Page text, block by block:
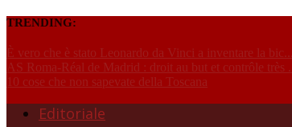
TRENDING:
È vero che è stato Leonardo da Vinci a inventare la bic...
AS Roma-Réal de Madrid : droit au but et contrôle très ...
10 cose che non sapevate della Toscana
Editoriale